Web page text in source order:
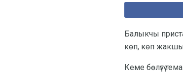
Балыкчы
көп, көп
Кеме бөлүгү